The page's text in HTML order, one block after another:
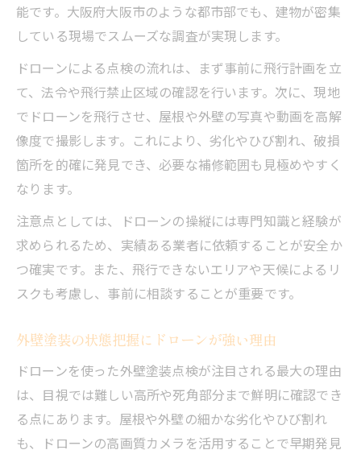
能です。大阪府大阪市のような都市部でも、建物が密集
している現場でスムーズな調査が実現します。
ドローンによる点検の流れは、まず事前に飛行計画を立
て、法令や飛行禁止区域の確認を行います。次に、現地
でドローンを飛行させ、屋根や外壁の写真や動画を高解
像度で撮影します。これにより、劣化やひび割れ、破損
箇所を的確に発見でき、必要な補修範囲も見極めやすく
なります。
注意点としては、ドローンの操縦には専門知識と経験が
求められるため、実績ある業者に依頼することが安全か
つ確実です。また、飛行できないエリアや天候によるリ
スクも考慮し、事前に相談することが重要です。
外壁塗装の状態把握にドローンが強い理由
ドローンを使った外壁塗装点検が注目される最大の理由
は、目視では難しい高所や死角部分まで鮮明に確認でき
る点にあります。屋根や外壁の細かな劣化やひび割れ
も、ドローンの高画質カメラを活用することで早期発見